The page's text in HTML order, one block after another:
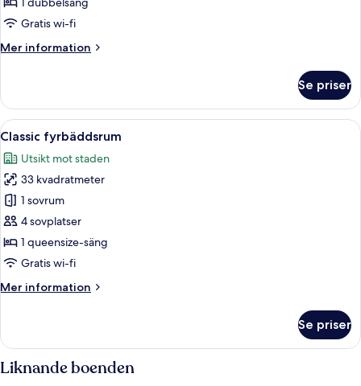
Gratis wi-fi
Mer information
Mer
dubbelrum
Se priser
Öppna
alla
foton
för
Classic
fyrbäddsrum
Ett hotellrum med två sängar, ett
6
Classic fyrbäddsrum
Utsikt mot staden
33 kvadratmeter
1 sovrum
4 sovplatser
1 queensize-säng
Gratis wi-fi
Mer information
Mer
fyrbäddsrum
Se priser
Liknande boenden